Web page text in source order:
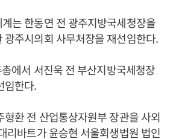
는 한동연 전 광주지방국세청장을
광주시의회 사무처장을 재선임한다.
에서 서진욱 전 부산지방국세청장
임한다.
형환 전 산업통상자원부 장관을 사외
리바트가 윤승현 서울회생법원 법인